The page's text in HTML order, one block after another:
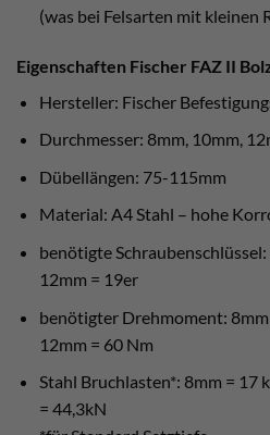
(was bei Felsarten mit kleinen
Eigenschaften Fischer FAZ II
Hersteller: Fischer
Durchmesser: 8mm, 10mm,
Dübellängen: 75-115mm
Material: A4 Stahl – hohe
benötigte
12mm = 19er
benötigter Drehmoment: 8mm
12mm = 60 Nm
Stahl Bruchlasten*: 8mm = 17
= 44,3kN